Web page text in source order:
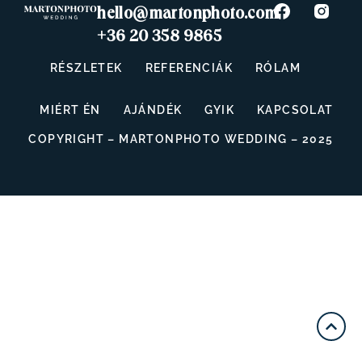
hello@martonphoto.com
+36 20 358 9865
RÉSZLETEK REFERENCIÁK RÓLAM
MIÉRT ÉN AJÁNDÉK GYIK KAPCSOLAT
COPYRIGHT – MARTONPHOTO WEDDING – 2025